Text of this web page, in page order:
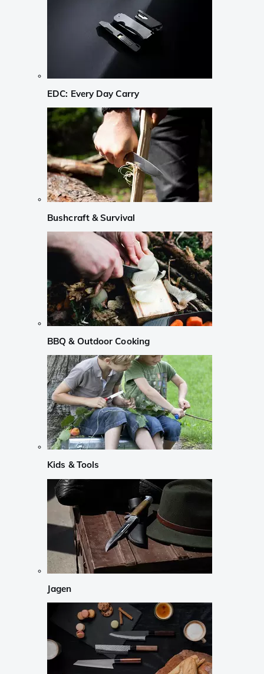
EDC: Every Day Carry
Bushcraft & Survival
BBQ & Outdoor Cooking
Kids & Tools
Jagen